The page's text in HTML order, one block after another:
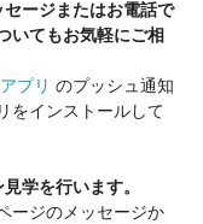
々のトレーニングを
す♪
ージまたはお電話で
いてもお気軽にご相
プリ のプッシュ通知
をインストールして
学を行います。
ージのメッセージか